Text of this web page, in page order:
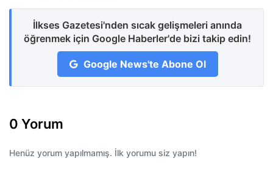
İlkses Gazetesi'nden sıcak gelişmeleri anında
öğrenmek için Google Haberler'de bizi takip edin!
Google News'te Abone Ol
0 Yorum
Henüz yorum yapılmamış. İlk yorumu siz yapın!